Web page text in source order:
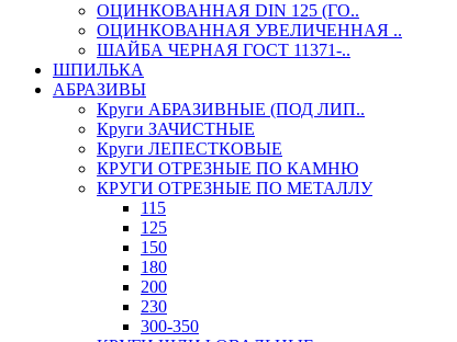
ОЦИНКОВАННАЯ DIN 125 (ГО..
ОЦИНКОВАННАЯ УВЕЛИЧЕННАЯ ..
ШАЙБА ЧЕРНАЯ ГОСТ 11371-..
ШПИЛЬКА
АБРАЗИВЫ
Круги АБРАЗИВНЫЕ (ПОД ЛИП..
Круги ЗАЧИСТНЫЕ
Круги ЛЕПЕСТКОВЫЕ
КРУГИ ОТРЕЗНЫЕ ПО КАМНЮ
КРУГИ ОТРЕЗНЫЕ ПО МЕТАЛЛУ
115
125
150
180
200
230
300-350